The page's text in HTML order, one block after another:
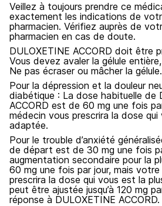
Veillez à toujours prendre ce
exactement les indications de
pharmacien. Vérifiez auprès de
pharmacien en cas de doute.
DULOXETINE ACCORD doit être
Vous devez avaler la gélule
Ne pas écraser ou mâcher la gélule.
Pour la dépression et la douleur
diabétique : La dose habituelle de
ACCORD est de 60 mg une fois
médecin vous prescrira la dose qui
adaptée.
Pour le trouble d’anxiété
de départ est de 30 mg une fois
augmentation secondaire pour la
60 mg une fois par jour, mais
prescrira la dose qui vous est la
peut être ajustée jusqu’à 120 mg
réponse à DULOXETINE ACCORD.